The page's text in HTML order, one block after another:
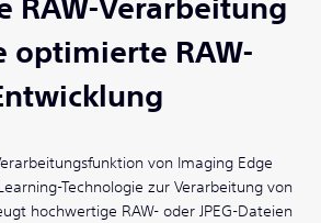
RAW-Verarbeitung
optimierte RAW-
von Imaging Edge
Technologie zur Verarbeitung von
hochwertige RAW- oder JPEG-Dateien